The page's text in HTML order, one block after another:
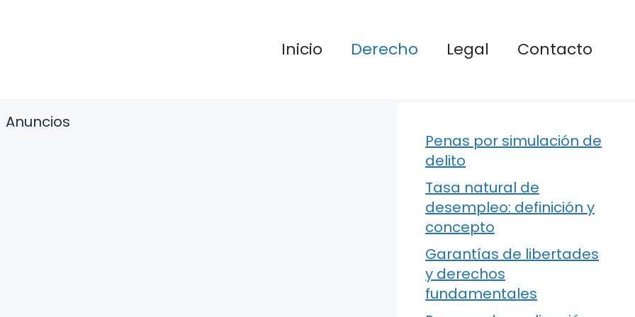
Inicio Derecho Legal Contacto
Anuncios
Penas por simulación de
delito
Tasa natural de
desempleo: definición y
concepto
Garantías de libertades
y derechos
fundamentales